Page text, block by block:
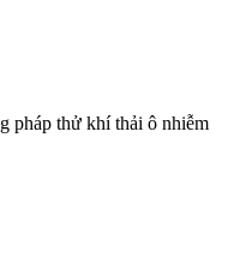
pháp thử khí thải ô nhiễm